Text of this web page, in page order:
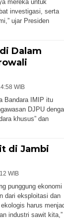
mereka untuk
investigasi, serta
ujar Presiden
Dalam
WIB
Bandara IMIP itu
DJPU
khusus” dan
di Jambi
WIB
punggung ekonomi
dari eksploitasi dan
harus
industri sawit kita,”